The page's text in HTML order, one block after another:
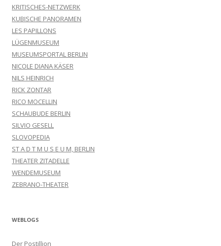
KRITISCHES-NETZWERK
KUBISCHE PANORAMEN
LES PAPILLONS
LÜGENMUSEUM
MUSEUMSPORTAL BERLIN
NICOLE DIANA KÄSER
NILS HEINRICH
RICK ZONTAR
RICO MOCELLIN
SCHAUBUDE BERLIN
SILVIO GESELL
SLOVOPEDIA
ST A D T M U S E U M, BERLIN
THEATER ZITADELLE
WENDEMUSEUM
ZEBRANO-THEATER
WEBLOGS
Der Postillion